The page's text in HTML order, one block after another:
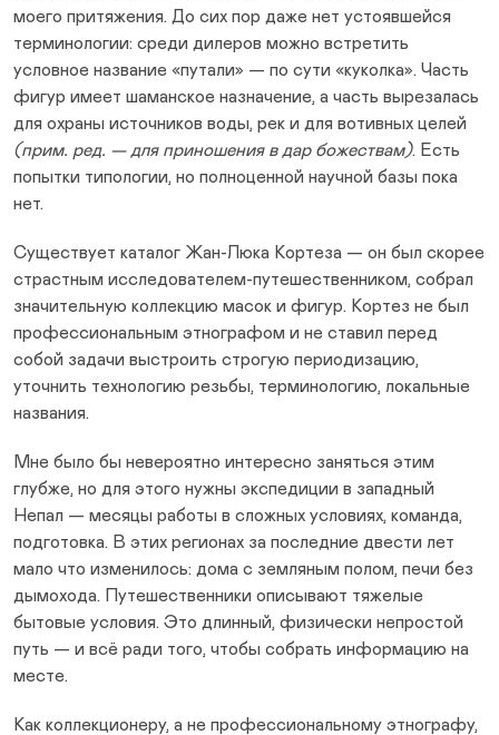
моего притяжения. До сих пор даже нет устоявшейся
терминологии: среди дилеров можно встретить
условное название «путали» — по сути «куколка». Часть
фигур имеет шаманское назначение, а часть вырезалась
для охраны источников воды, рек и для вотивных целей
(прим. ред. — для приношения в дар божествам). Есть
попытки типологии, но полноценной научной базы пока
нет.
Существует каталог Жан-Люка Кортеза — он был скорее
страстным исследователем-путешественником, собрал
значительную коллекцию масок и фигур. Кортез не был
профессиональным этнографом и не ставил перед
собой задачи выстроить строгую периодизацию,
уточнить технологию резьбы, терминологию, локальные
названия.
Мне было бы невероятно интересно заняться этим
глубже, но для этого нужны экспедиции в западный
Непал — месяцы работы в сложных условиях, команда,
подготовка. В этих регионах за последние двести лет
мало что изменилось: дома с земляным полом, печи без
дымохода. Путешественники описывают тяжелые
бытовые условия. Это длинный, физически непростой
путь — и всё ради того, чтобы собрать информацию на
месте.
Как коллекционеру, а не профессиональному этнографу,